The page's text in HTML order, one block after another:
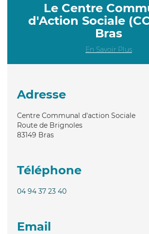
Le Centre
d'Action Sociale
Bras
En Savoir Plus
Adresse
Centre Communal d'action Sociale
Route de Brignoles
83149 Bras
Téléphone
04 94 37 23 40
Email